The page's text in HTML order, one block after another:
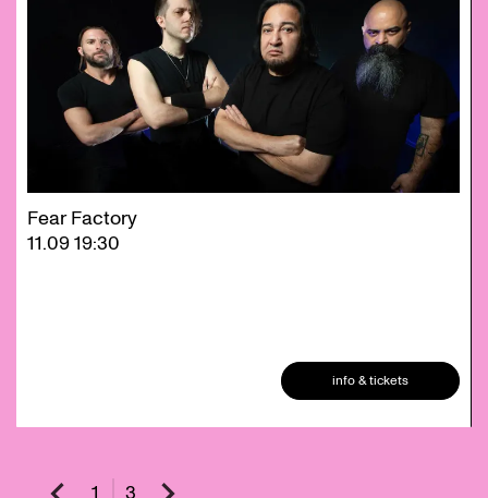
Fear Factory
11.0919:30
info & tickets